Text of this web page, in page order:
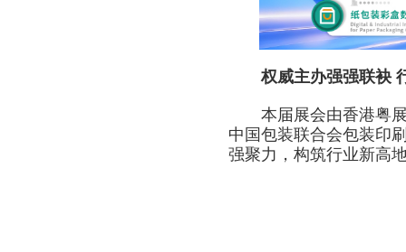
权威主办强强联袂
本届展会由香港粤展
中国包装联合会包装印
强聚力，构筑行业新高